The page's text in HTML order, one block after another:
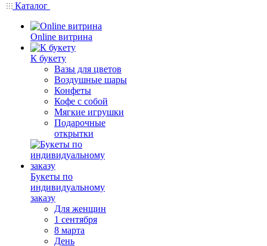
Каталог
Online витрина
К букету
Вазы для цветов
Воздушные шары
Конфеты
Кофе с собой
Мягкие игрушки
Подарочные
открытки
Букеты по
индивидуальному
заказу
Для женщин
1 сентября
8 марта
День